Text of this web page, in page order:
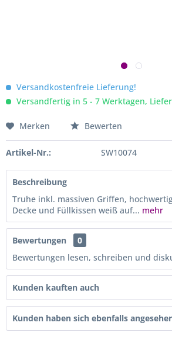
Versandkostenfreie Lieferung!
Versandfertig in 5 - 7 Werktagen,
Merken Bewerten
Artikel-Nr.: SW10074
Beschreibung
Truhe inkl. massiven Griffen,
Decke und Füllkissen weiß auf... mehr
Bewertungen
0
Bewertungen lesen, schreiben und
Kunden kauften auch
Kunden haben sich ebenfalls